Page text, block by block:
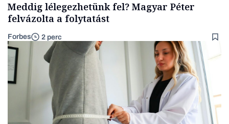
Meddig lélegezhetünk fel? Magyar Péter
felvázolta a folytatást
Forbes 2 perc